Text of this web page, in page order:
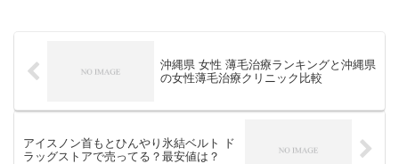
沖縄県 女性 薄毛治療ランキングと沖縄県
の女性薄毛治療クリニック比較
アイスノン首もとひんやり氷結ベルト ド
ラッグストアで売ってる？最安値は？